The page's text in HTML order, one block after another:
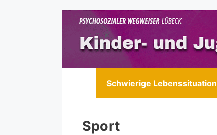
Schwierige Lebenssituation
Sport